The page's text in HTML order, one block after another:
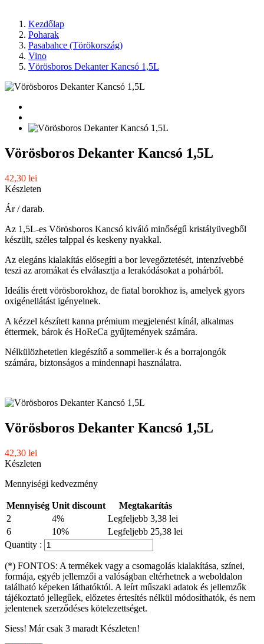
Kezdőlap
Poharak
Pasabahce (Törökország)
Vino
Vörösboros Dekanter Kancsó 1,5L
Vörösboros Dekanter Kancsó 1,5L
42,30 lei
Készleten
Ár / darab.
Az 1,5L-es Vörösboros Kancsó kiváló minőségű kristályüvegből
készült, széles talppal és keskeny nyakkal.
Az elegáns kialakítás elősegíti a bor levegőztetését, intenzívebbé
teszi az aromákat és elválasztja a lerakódásokat a pohárból.
Ideális érett vörösborokhoz, de fiatal borokhoz is, amelyek gyors
oxigénellátást igényelnek.
A kézzel készített kanna prémium megjelenést kínál, alkalmas
éttermek, bárok és HoReCa gyűjtemények számára.
Nélkülözhetetlen kiegészítő a sommelier-k és a borrajongók
számára, biztonságos a mindennapi használatra.
Vörösboros Dekanter Kancsó 1,5L
42,30 lei
Készleten
Mennyiségi kedvezmény
Mennyiség Unit discount
Megtakarítás
2
4%
Legfeljebb 3,38 lei
6
10%
Legfeljebb 25,38 lei
Quantity :
(*) FONTOS: A termékek vagy a csomagolás kialakítása, színei,
formája, egyéb jellemzői a valóságban eltérhetnek a weboldalon
található képeken láthatóktól. A leírt műszaki adatok és jellemzők
tájékoztató jellegűek, előzetes értesítés nélkül módosíthatók, és nem
jelentenek szerződéses kötelezettséget.
Siess! Már csak 3 maradt Készleten!